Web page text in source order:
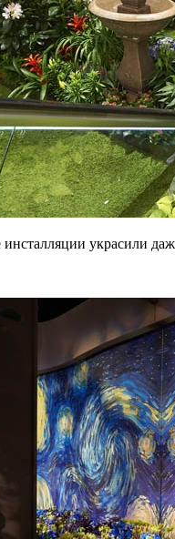
украсили